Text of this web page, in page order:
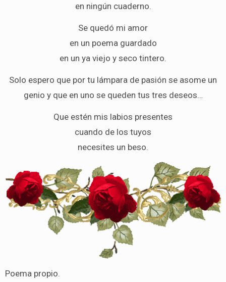
en ningún cuaderno.
Se quedó mi amor
en un poema guardado
en un ya viejo y seco tintero.
Solo espero que por tu lámpara de pasión se asome un
genio y que en uno se queden tus tres deseos…
Que estén mis labios presentes
cuando de los tuyos
necesites un beso.
Poema propio.